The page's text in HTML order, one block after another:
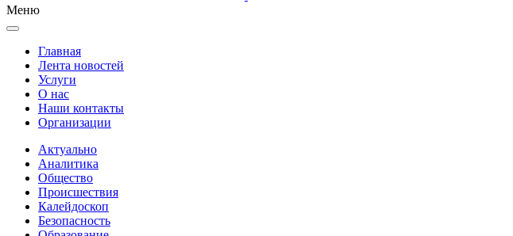
Меню
Главная
Лента новостей
Услуги
О нас
Наши контакты
Организации
Актуально
Аналитика
Общество
Происшествия
Калейдоскоп
Безопасность